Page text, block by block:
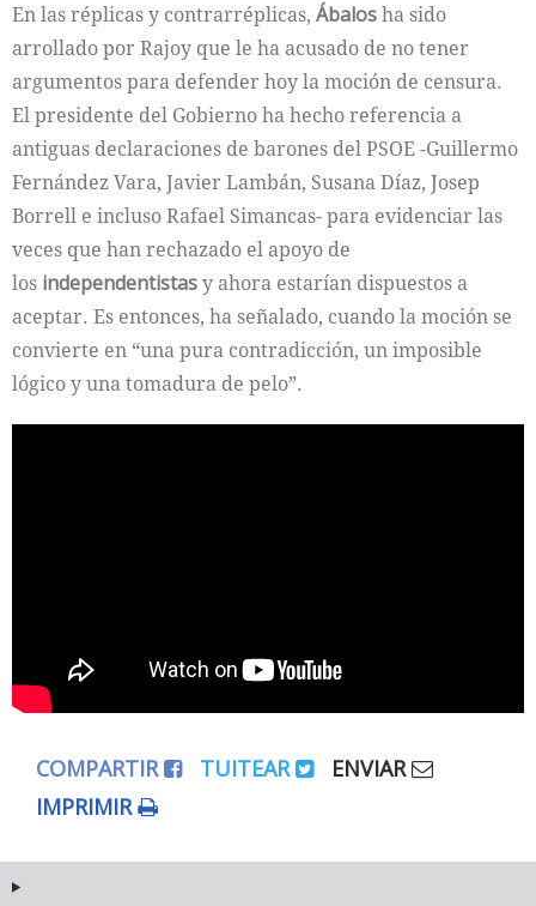
En las réplicas y contrarréplicas, Ábalosha sido
arrollado por Rajoy que le ha acusado de no tener
argumentos para defender hoy la moción de censura.
El presidente del Gobierno ha hecho referencia a
antiguas declaraciones de barones del PSOE -Guillermo
Fernández Vara, Javier Lambán, Susana Díaz, Josep
Borrell e incluso Rafael Simancas- para evidenciar las
veces que han rechazado el apoyo de
los independentistasy ahora estarían dispuestos a
aceptar. Es entonces, ha señalado, cuando la moción se
convierte en “una pura contradicción, un imposible
lógico y una tomadura de pelo”.
COMPARTIR TUITEAR
ENVIAR
IMPRIMIR